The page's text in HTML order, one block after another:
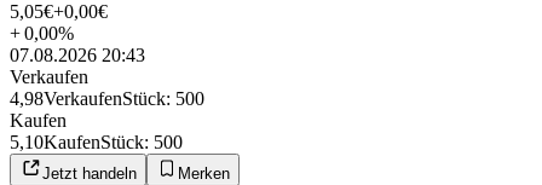
5,05€+0,00€
+0,00%
07.08.2026 20:43
Verkaufen
4,98VerkaufenStück: 500
Kaufen
5,10KaufenStück: 500
Jetzt handeln Merken